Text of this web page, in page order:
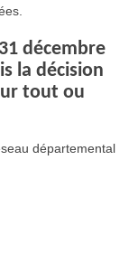
décembre
la décision
tout ou
départemental